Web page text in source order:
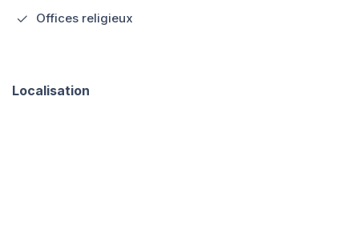
Offices religieux
Localisation